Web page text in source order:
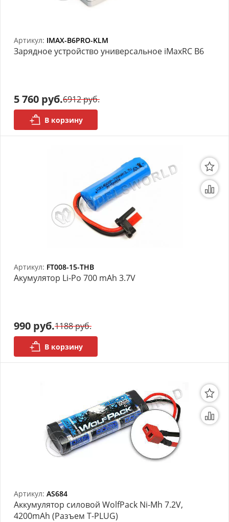
Артикул: IMAX-B6PRO-KLM
Зарядное устройство универсальное iMaxRC B6
5 760 руб.6912 руб.
В корзину
Артикул: FT008-15-THB
Акумулятор Li-Po 700 mAh 3.7V
990 руб.1188 руб.
В корзину
Артикул: AS684
Аккумулятор силовой WolfPack Ni-Mh 7.2V,
4200mAh (Разъем T-PLUG)